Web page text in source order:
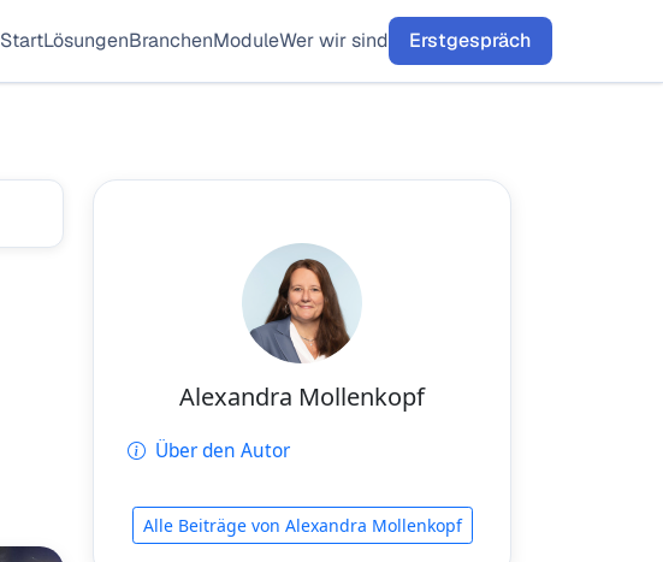
StartLösungenBranchenModuleWer wir sind Erstgespräch
Alexandra Mollenkopf
Über den Autor
Alle Beiträge von Alexandra Mollenkopf